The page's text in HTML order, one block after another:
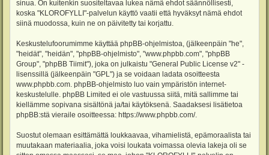
sinua. On kuitenkin suositeltavaa lukea nämä ehdot säännöllisesti,
koska "KLOROFYLLI"-palvelun käyttö vaatii että hyväksyt nämä ehdot
siinä muodossa, kuin ne on päivitetty tai korjattu.
Keskustelufoorumimme käyttää phpBB-ohjelmistoa, (jälkeenpäin "he",
"heidät", "heidän", "phpBB-ohjelmisto", "www.phpbb.com", "phpBB
Group", "phpBB Tiimit"), joka on julkaistu "General Public License v2" -
lisenssillä (jälkeenpäin "GPL") ja se voidaan ladata osoitteesta
www.phpbb.com . phpBB-ohjelmisto luo vain ympäristön internet-
keskustelulle. phpBB Limited ei ole vastuussa siitä, mitä sallimme tai
kiellämme sopivana sisältönä ja/tai käytöksenä. Saadaksesi lisätietoa
phpBB:stä vieraile osoitteessa: https://www.phpbb.com/.
Suostut olemaan esittämättä loukkaavaa, vihamielistä, epämoraalista tai
muutakaan materiaalia, joka voisi loukata voimassa olevia lakeja oli se